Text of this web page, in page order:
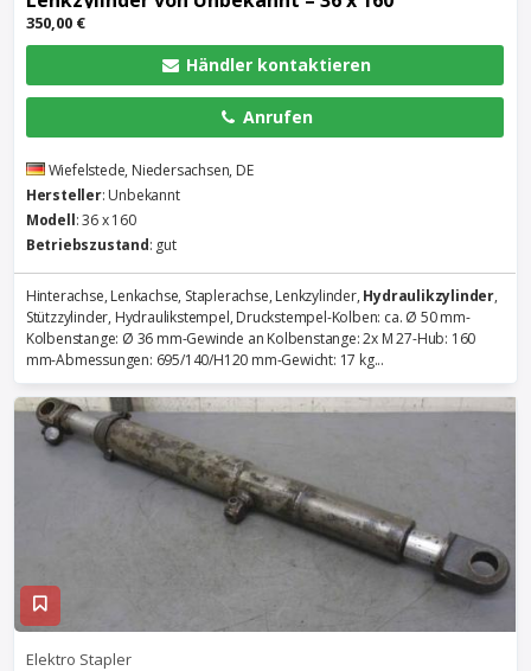
350,00 €
Händler kontaktieren
Anrufen
Wiefelstede, Niedersachsen, DE
Hersteller: Unbekannt
Modell: 36 x 160
Betriebszustand: gut
Hinterachse, Lenkachse, Staplerachse, Lenkzylinder, Hydraulikzylinder,
Stützzylinder, Hydraulikstempel, Druckstempel-Kolben: ca. Ø 50 mm-
Kolbenstange: Ø 36 mm-Gewinde an Kolbenstange: 2x M 27-Hub: 160
mm-Abmessungen: 695/140/H120 mm-Gewicht: 17 kg...
Elektro Stapler